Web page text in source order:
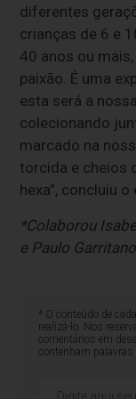
diferentes
crianças de 6 e
40 anos ou
paixão. É uma
esta será a
colecionando
marcado na
torcida e cheios
hexa”, concluiu o
*Colaborou
e Paulo
* O conteúdo de
realizá-lo. Nos
comentários em
contenham palavras